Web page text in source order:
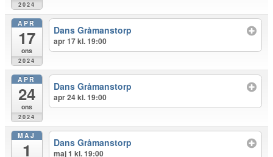
2024
APR
17
ons
2024
Dans Gråmanstorp
apr 17 kl. 19:00
APR
24
ons
2024
Dans Gråmanstorp
apr 24 kl. 19:00
MAJ
1 Dans Gråmanstorp
maj 1 kl. 19:00